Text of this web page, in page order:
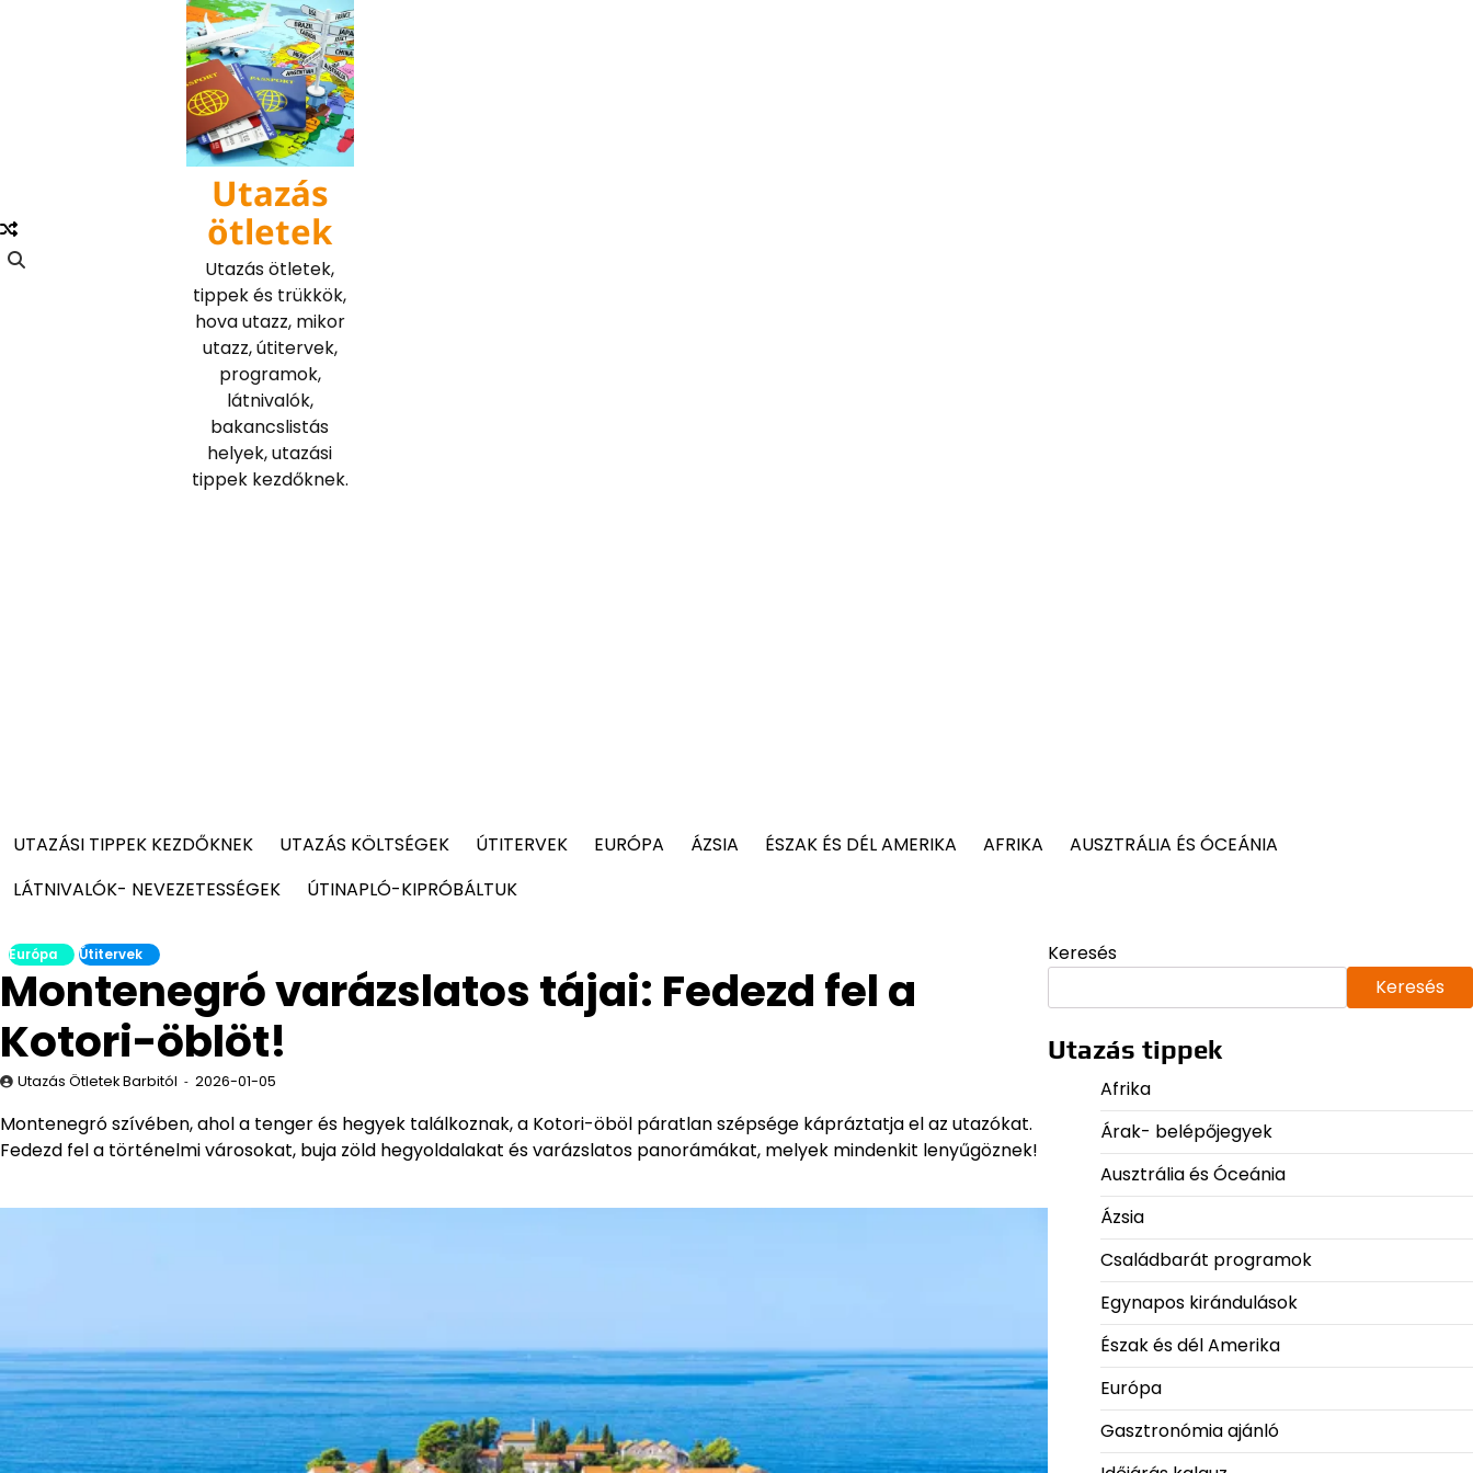
Utazás
ötletek
Utazás ötletek,
tippek és trükkök,
hova utazz, mikor
utazz, útitervek,
programok,
látnivalók,
bakancslistás
helyek, utazási
tippek kezdőknek.
UTAZÁSI TIPPEK KEZDŐKNEK UTAZÁS KÖLTSÉGEK ÚTITERVEK EURÓPA ÁZSIA ÉSZAK ÉS DÉL AMERIKA AFRIKA
AUSZTRÁLIA ÉS ÓCEÁNIA
LÁTNIVALÓK- NEVEZETESSÉGEK
ÚTINAPLÓ-KIPRÓBÁLTUK
Európa Útitervek
Montenegró varázslatos tájai: Fedezd fel a
Kotori-öblöt!
Utazás Ötletek Barbitól 2026-01-05
Montenegró szívében, ahol a tenger és hegyek találkoznak, a Kotori-öböl páratlan szépsége kápráztatja el az utazókat.
Fedezd fel a történelmi városokat, buja zöld hegyoldalakat és varázslatos panorámákat, melyek mindenkit lenyűgöznek!
Keresés
Keresés
Utazás tippek
Afrika
Árak- belépőjegyek
Ausztrália és Óceánia
Ázsia
Családbarát programok
Egynapos kirándulások
Észak és dél Amerika
Európa
Gasztronómia ajánló